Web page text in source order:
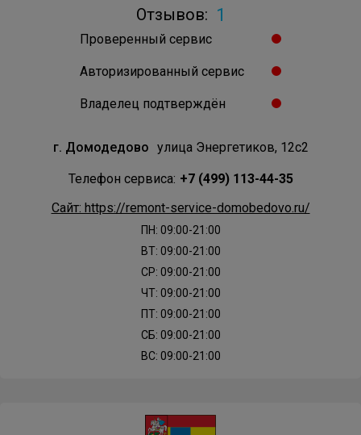
Отзывов: 1
Проверенный сервис
Авторизированный сервис
Владелец подтверждён
г. Домодедово улица Энергетиков, 12с2
Телефон сервиса: +7 (499) 113-44-35
Сайт: https://remont-service-domobedovo.ru/
ПН: 09:00-21:00
ВТ: 09:00-21:00
СР: 09:00-21:00
ЧТ: 09:00-21:00
ПТ: 09:00-21:00
СБ: 09:00-21:00
ВС: 09:00-21:00